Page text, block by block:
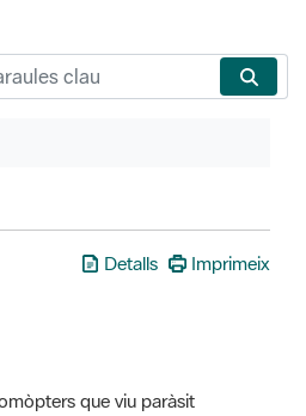
Detalls Imprimeix
que viu paràsit